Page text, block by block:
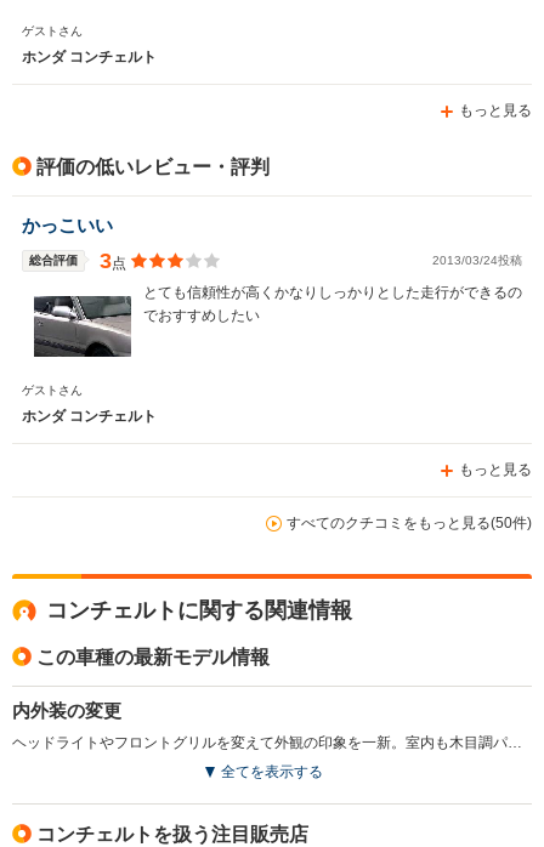
ゲストさん
ホンダ コンチェルト
もっと見る
評価の低いレビュー・評判
かっこいい
総合評価 3点 2013/03/24投稿
とても信頼性が高くかなりしっかりとした走行ができるの
でおすすめしたい
ゲストさん
ホンダ コンチェルト
もっと見る
すべてのクチコミをもっと見る(50件)
コンチェルトに関する関連情報
この車種の最新モデル情報
内外装の変更
ヘッドライトやフロントグリルを変えて外観の印象を一新。室内も木目調パネル採用やインパネデザイン変更などの改良を行う。また、リア3点式ELRシートベルトとハイマウントストップランプを全車に標準化。(1991.2)
全てを表示する
コンチェルトを扱う注目販売店